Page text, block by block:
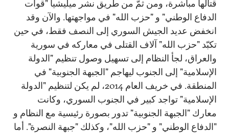
قتالها مباشرة، ومن ثمّ من طريق نشر ميليشيا "قوات
الدفاع الوطني" و "حزب الله" في مواجهتها. والآن وقد
انخفض عديد الجيش السوري إلى النصف فقط، في حين
تكبّد "حزب الله" آلاف القتلى في معاركه في سورية
والعراق، لجأ النظام إلى تسهيل وصول تنظيم "الدولة
الإسلامية" إلى الجنوب ليهاجم "الجبهة الجنوبية" في
المنطقة. في خريف العام 2014، لم يكن لتنظيم "الدولة
الإسلامية" تواجد كبير في الجنوب السوري، وكانت
معارك "الجبهة الجنوبية" تدور بصورة رئيسية مع النظام و
"الدفاع الوطني" و "حزب الله"، وكذلك "جبهة النصرة". أما